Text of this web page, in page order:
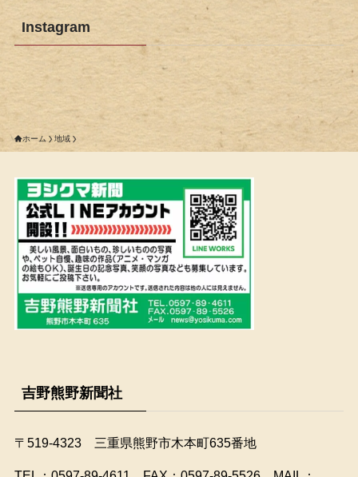
Instagram
ホーム 地域
吉野熊野新聞社
〒519-4323 三重県熊野市木本町635番地